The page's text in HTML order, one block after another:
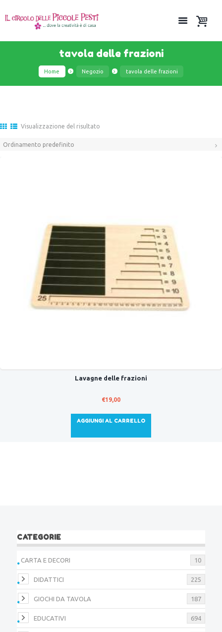
tavola delle frazioni
Home Negozio tavola delle frazioni
Visualizzazione del risultato
Lavagne delle frazioni
€19,00
AGGIUNGI AL CARRELLO
CATEGORIE
CARTA E DECORI 10
DIDATTICI 225
GIOCHI DA TAVOLA 187
EDUCATIVI 694